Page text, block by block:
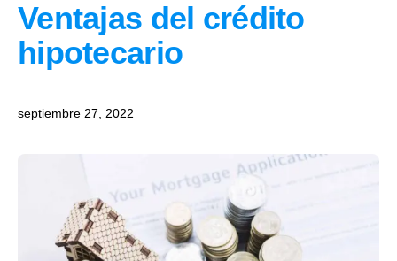
Ventajas del crédito
hipotecario
septiembre 27, 2022